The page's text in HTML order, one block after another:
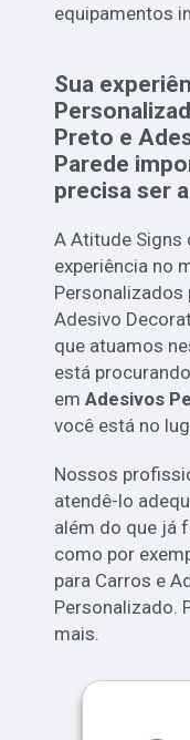
equipamentos
Sua
Preto e
Parede
precisa ser
A Atitude Signs
experiência no
Personalizados
Adesivo
que atuamos
está
emAdesivos
você está no
Nossos
atendê-lo
além do que já
como por
para Carros e
Personalizado.
mais.